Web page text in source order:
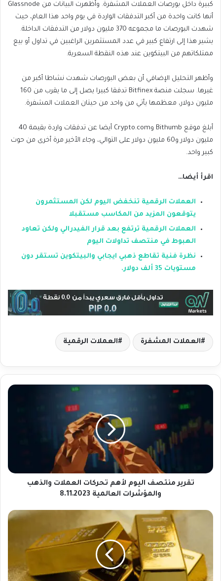
كبيرة داخل بورصات العملات المشفرة. وأظهرت البيانات من Glassnode
أنها كانت واحدة من أكبر التدفقات الواردة في يوم واحد هذا العام، حيث
شهدت البورصات ما مجموعه 370 مليون دولار من التدفقات الداخلة.
يشير هذا إلى ارتفاع كبير في عدد المستثمرين الراغبين في تداول أو بيع
ممتلكاتهم من البيتكوين عند هذه النقطة السعرية.
وأظهر التحليل الإضافي أن بعض البورصات شهدت نشاطا أكبر من
غيرها. سجلت منصة Bitfinex تدفقا كبيرا يصل إلى ما يقرب من 160
مليون دولار، معظمها يأتي من واحد من حيتان العملات المشفرة.
أبلغ موقع Bithumb وCrypto.com أيضا عن تدفقات واردة بقيمة 40
مليون دولار و60 مليون دولار على التوالي، وجاء الأخير مرة أخرى من حوت
كبير واحد.
اقرأ أيضا…
العملات الرقمية تنخفض اليوم لكن المستثمرون
يتوقعون المزيد من المكاسب مستقبلا
العملات الرقمية ترتفع بعد قرار الفيدرالي ولكن تعاود
الهبوط في منتصف تداولات اليوم
نظرة فنية تقاطع ذهبي ايجابي والبيتكوين تستقر دون
مستويات 35 ألف دولار.
العملات المشفرة العملات الرقمية
ت
ص
ي
تقرير منتصف اليوم لأهم تحركات العملات والذهب
والمؤشرات العالمية 8.11.2023
أ